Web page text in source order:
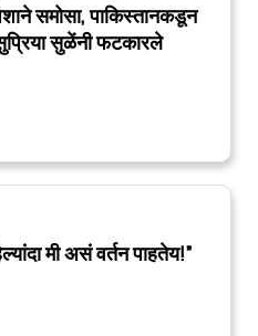
समोसा, पाकिस्तानकडून
सुळेंनी फटकारले
मी असं वर्तन पाहतेय!”